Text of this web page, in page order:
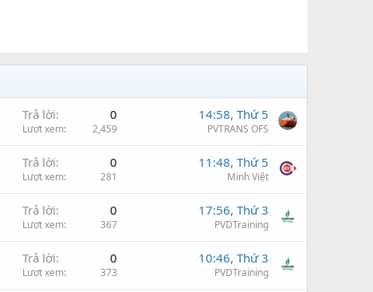
Trả lời 0
Lượt xem 2,459
14:58, Thứ 5
PVTRANS OFS
Trả lời 0
Lượt xem 281
11:48, Thứ 5
Minh Việt
Trả lời 0
Lượt xem 367
17:56, Thứ 3
PVDTraining
Trả lời 0
Lượt xem 373
10:46, Thứ 3
PVDTraining